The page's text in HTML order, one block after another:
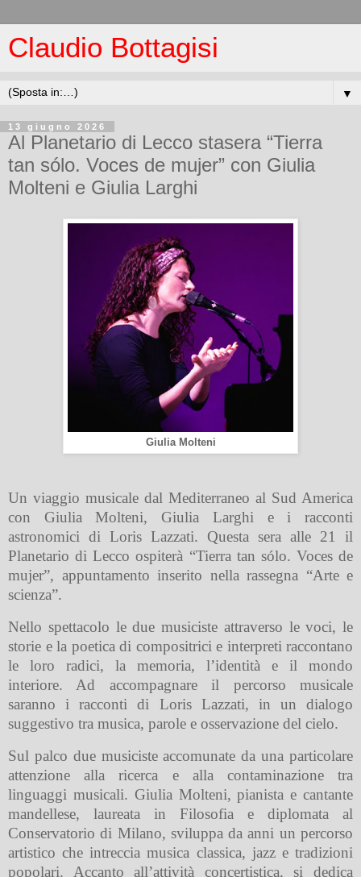
Claudio Bottagisi
▼
13 giugno 2026
Al Planetario di Lecco stasera “Tierra
tan sólo. Voces de mujer” con Giulia
Molteni e Giulia Larghi
Giulia Molteni
Un viaggio musicale dal Mediterraneo al Sud America
con Giulia Molteni, Giulia Larghi e i racconti
astronomici di Loris Lazzati. Questa sera alle 21 il
Planetario di Lecco ospiterà “Tierra tan sólo. Voces de
mujer”, appuntamento inserito nella rassegna “Arte e
scienza”.
Nello spettacolo le due musiciste attraverso le voci, le
storie e la poetica di compositrici e interpreti raccontano
le loro radici, la memoria, l’identità e il mondo
interiore. Ad accompagnare il percorso musicale
saranno i racconti di Loris Lazzati, in un dialogo
suggestivo tra musica, parole e osservazione del cielo.
Sul palco due musiciste accomunate da una particolare
attenzione alla ricerca e alla contaminazione tra
linguaggi musicali. Giulia Molteni, pianista e cantante
mandellese, laureata in Filosofia e diplomata al
Conservatorio di Milano, sviluppa da anni un percorso
artistico che intreccia musica classica, jazz e tradizioni
popolari. Accanto all’attività concertistica, si dedica